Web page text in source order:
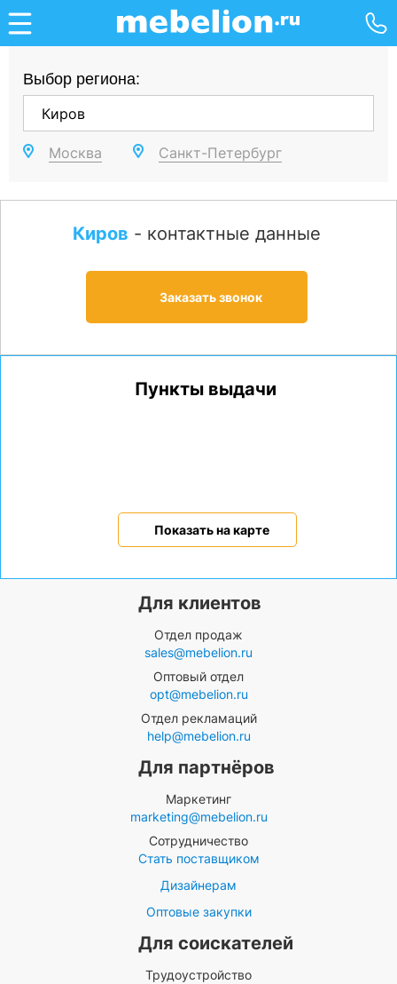
Выбор региона:
Москва Санкт-Петербург
Киров - контактные данные
Заказать звонок
Пункты выдачи
Показать на карте
Для клиентов
Отдел продаж
sales@mebelion.ru
Оптовый отдел
opt@mebelion.ru
Отдел рекламаций
help@mebelion.ru
Для партнёров
Маркетинг
marketing@mebelion.ru
Сотрудничество
Стать поставщиком
Дизайнерам
Оптовые закупки
Для соискателей
Трудоустройство